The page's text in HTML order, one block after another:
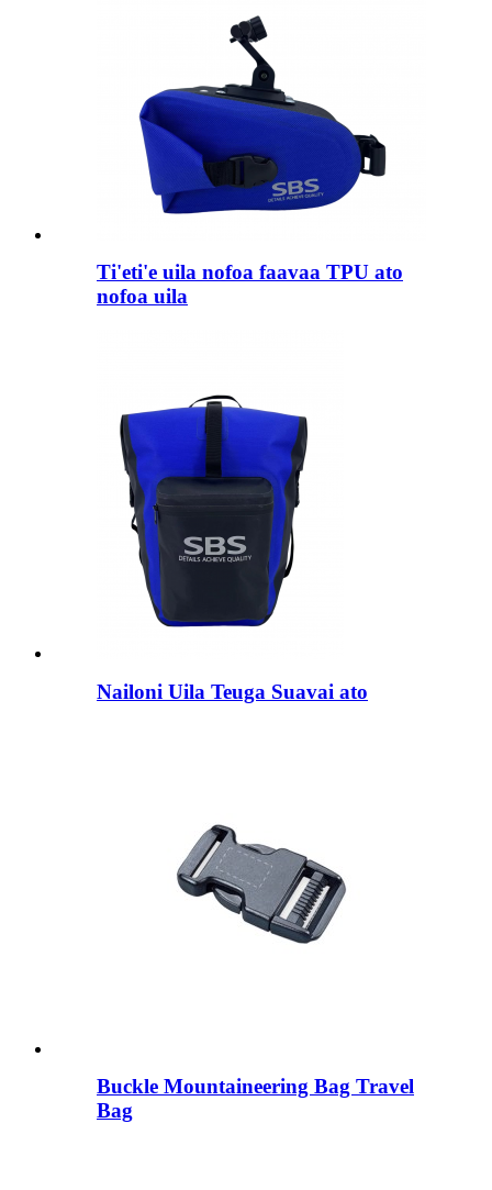
Ti'eti'e uila nofoa faavaa TPU ato
nofoa uila
Nailoni Uila Teuga Suavai ato
Buckle Mountaineering Bag Travel
Bag